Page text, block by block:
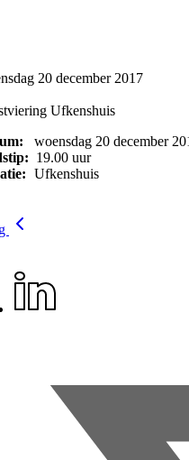
20 december 2017
Ufkenshuis
woensdag 20 december
19.00 uur
Ufkenshuis